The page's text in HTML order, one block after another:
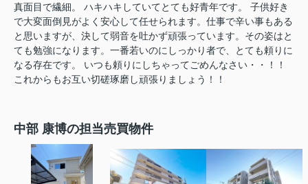
真面目で繊細。 ハキハキしていてとても好青年です。 子供好き
で大変面倒見がよく安心して任せられます。仕事で辛い事もある
と思いますが、決して弱音を吐かず頑張っています。その姿はと
ても勉強になります。一番若いのにしっかり者で、とても頼りに
なる存在です。 いつも頼りにしちゃってごめんなさい・・！！
これからもお互い切磋琢磨し頑張りましょう！！
中部 康博の担当売買物件